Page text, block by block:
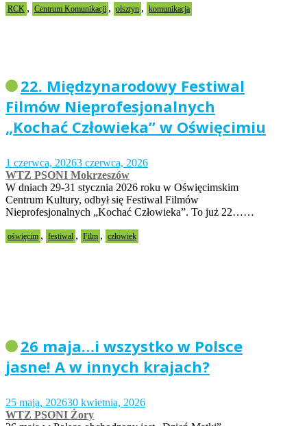
RCK , Centrum Komunikacji , olsztyn , komunikacja
22. Międzynarodowy Festiwal
Filmów Nieprofesjonalnych
„Kochać Człowieka” w Oświęcimiu
1 czerwca, 20263 czerwca, 2026
WTZ PSONI Mokrzeszów
W dniach 29-31 stycznia 2026 roku w Oświęcimskim
Centrum Kultury, odbył się Festiwal Filmów
Nieprofesjonalnych „Kochać Człowieka”. To już 22……
oświęcim , festiwal , Film , człowiek
26 maja…i wszystko w Polsce
jasne! A w innych krajach?
25 maja, 202630 kwietnia, 2026
WTZ PSONI Żory